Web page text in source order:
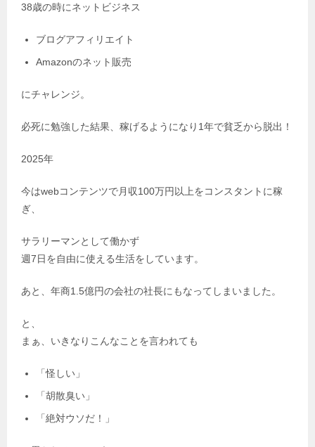
38歳の時にネットビジネス
ブログアフィリエイト
Amazonのネット販売
にチャレンジ。
必死に勉強した結果、稼げるようになり1年で貧乏から脱出！
2025年
今はwebコンテンツで月収100万円以上をコンスタントに稼
ぎ、
サラリーマンとして働かず
週7日を自由に使える生活をしています。
あと、年商1.5億円の会社の社長にもなってしまいました。
と、
まぁ、いきなりこんなことを言われても
「怪しい」
「胡散臭い」
「絶対ウソだ！」